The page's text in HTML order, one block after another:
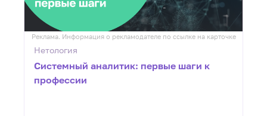
Реклама. Информация о рекламодателе по ссылке на карточке
Нетология
Системный аналитик: первые шаги к
профессии